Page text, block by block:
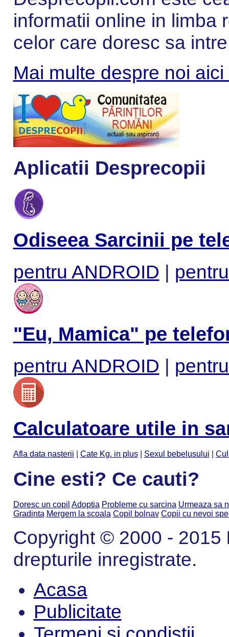
informatii online in limba
celor care doresc sa
Mai multe despre noi aici
Aplicatii Desprecopii
Odiseea Sarcinii pe
pentru ANDROID |
"Eu, Mamica" pe
pentru ANDROID |
Calculatoare utile in
Afla data nasterii Cate Kg. in plus| Sexul bebelusului
Cine esti? Ce cauti?
Doresc un copil Adoptia Probleme cu sarcina Urmeaza sa
Gradinta Mergem la scoala Copil bolnav Copii cu nevoi
Copyright © 2000 - 2015
drepturile inregistrate.
Acasa
Publicitate